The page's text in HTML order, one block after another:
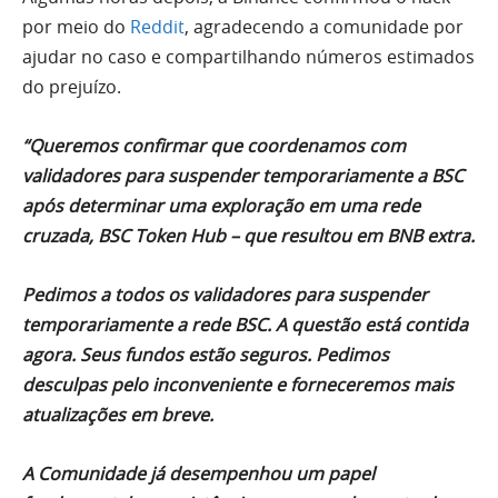
por meio do Reddit, agradecendo a comunidade por
ajudar no caso e compartilhando números estimados
do prejuízo.
“Queremos confirmar que coordenamos com
validadores para suspender temporariamente a BSC
após determinar uma exploração em uma rede
cruzada, BSC Token Hub – que resultou em BNB extra.
Pedimos a todos os validadores para suspender
temporariamente a rede BSC. A questão está contida
agora. Seus fundos estão seguros. Pedimos
desculpas pelo inconveniente e forneceremos mais
atualizações em breve.
A Comunidade já desempenhou um papel